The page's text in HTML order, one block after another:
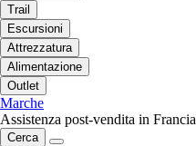
Trail
Escursioni
Attrezzatura
Alimentazione
Outlet
Marche
Assistenza post-vendita in Francia
Cerca